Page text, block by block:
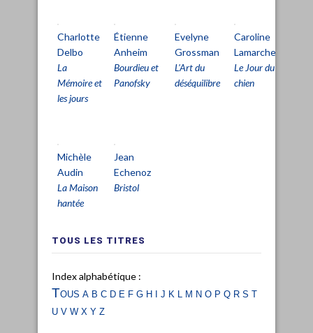
Charlotte
Delbo
La
Mémoire et
les jours
Étienne
Anheim
Bourdieu et
Panofsky
Evelyne
Grossman
L'Art du
déséquilibre
Caroline
Lamarche
Le Jour du
chien
Michèle
Audin
La Maison
hantée
Jean
Echenoz
Bristol
TOUS LES TITRES
Index alphabétique :
Tous a b c d e fg h i j k l m no p q rs t
uvwx yz